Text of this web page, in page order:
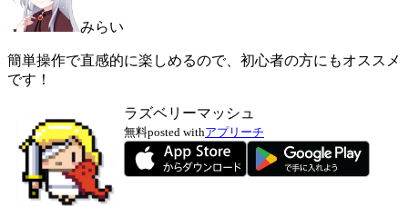
みらい
簡単操作で直感的に楽しめるので、初心者の方にもオススメ
です！
ラズベリーマッシュ
無料posted withアプリーチ